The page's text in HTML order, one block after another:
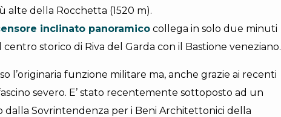
alte della Rocchetta (1520 m).
inclinato panoramico collega in solo due minuti
storico di Riva del Garda con il Bastione veneziano.
l’originaria funzione militare ma, anche grazie ai recenti
severo. E’ stato recentemente sottoposto ad un
dalla Sovrintendenza per i Beni Architettonici della